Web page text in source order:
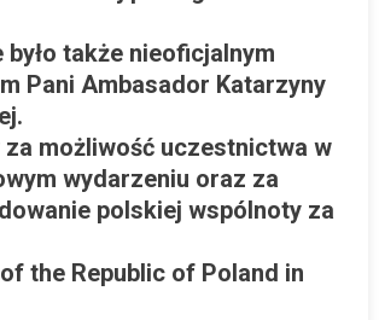
było także nieoficjalnym
Pani Ambasador Katarzyny
za możliwość uczestnictwa w
wydarzeniu oraz za
polskiej wspólnoty za
the Republic of Poland in